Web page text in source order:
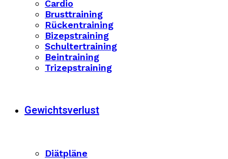
Cardio
Brusttraining
Rückentraining
Bizepstraining
Schultertraining
Beintraining
Trizepstraining
Gewichtsverlust
Diätpläne